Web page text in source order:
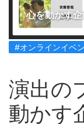
心を動かす
#オンラインイベ
演出の
動かす